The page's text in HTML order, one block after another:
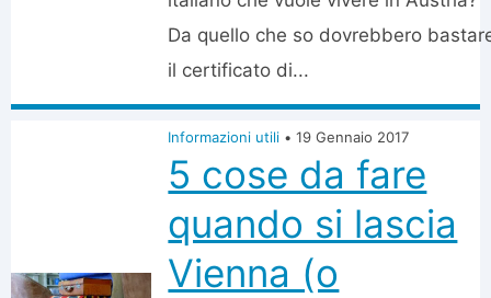
Da quello che so dovrebbero
il certificato di...
Informazioni utili • 19 Gennaio 2017
5 cose da fare
quando si lascia
Vienna (o